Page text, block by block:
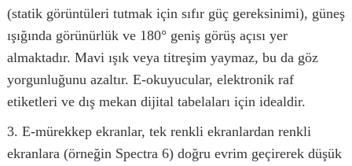
(statik görüntüleri tutmak için sıfır güç gereksinimi), güneş
ışığında görünürlük ve 180° geniş görüş açısı yer
almaktadır. Mavi ışık veya titreşim yaymaz, bu da göz
yorgunluğunu azaltır. E-okuyucular, elektronik raf
etiketleri ve dış mekan dijital tabelaları için idealdir.
3. E-mürekkep ekranlar, tek renkli ekranlardan renkli
ekranlara (örneğin Spectra 6) doğru evrim geçirerek düşük